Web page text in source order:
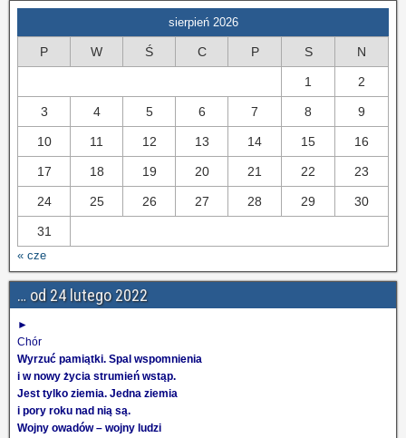
sierpień 2026
P W Ś C P S N
1 2
3 4 5 6 7 8 9
10 11 12 13 14 15 16
17 18 19 20 21 22 23
24 25 26 27 28 29 30
31
« cze
… od 24 lutego 2022
►
Chór
Wyrzuć pamiątki. Spal wspomnienia
i w nowy życia strumień wstąp.
Jest tylko ziemia. Jedna ziemia
i pory roku nad nią są.
Wojny owadów – wojny ludzi